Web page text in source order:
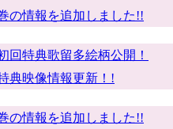
の情報を追加しました!!
回特典歌留多絵柄公開！
典映像情報更新！!
の情報を追加しました!!